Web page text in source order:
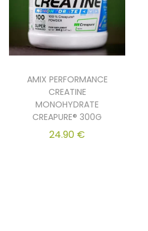
AMIX PERFORMANCE
CREATINE
MONOHYDRATE
CREAPURE® 300G
24.90 €